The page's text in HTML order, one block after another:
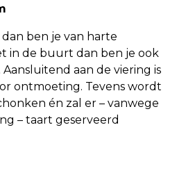
ben je van harte
in de buurt dan ben je ook
aan de viering is
ontmoeting. Tevens wordt
én zal er – vanwege
– taart geserveerd